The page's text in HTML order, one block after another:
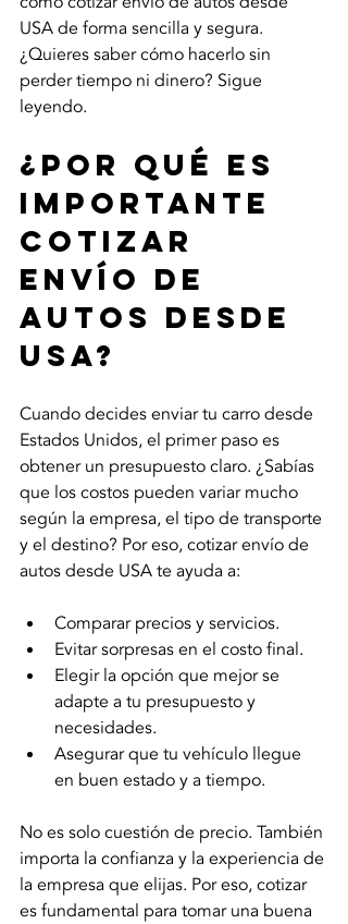
USA de forma sencilla y segura.
¿Quieres saber cómo hacerlo sin
perder tiempo ni dinero? Sigue
leyendo.
¿Por qué es
importante
cotizar
envío de
autos desde
USA?
Cuando decides enviar tu carro desde
Estados Unidos, el primer paso es
obtener un presupuesto claro. ¿Sabías
que los costos pueden variar mucho
según la empresa, el tipo de transporte
y el destino? Por eso, cotizar envío de
autos desde USA te ayuda a:
Comparar precios y servicios.
Evitar sorpresas en el costo final.
Elegir la opción que mejor se
adapte a tu presupuesto y
necesidades.
Asegurar que tu vehículo llegue
en buen estado y a tiempo.
No es solo cuestión de precio. También
importa la confianza y la experiencia de
la empresa que elijas. Por eso, cotizar
es fundamental para tomar una buena